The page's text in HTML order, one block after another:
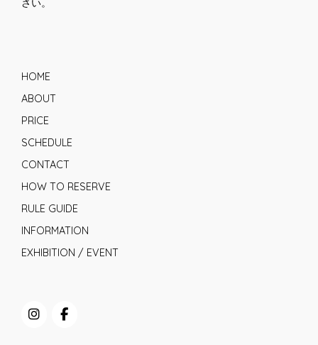
さい。
HOME
ABOUT
PRICE
SCHEDULE
CONTACT
HOW TO RESERVE
RULE GUIDE
INFORMATION
EXHIBITION / EVENT